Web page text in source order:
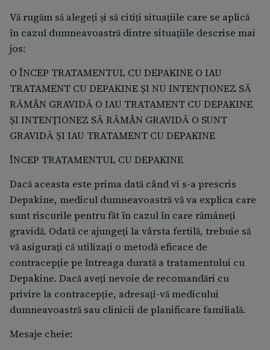
Vă rugăm să alegeți și să citiți situațiile care se aplică
în cazul dumneavoastră dintre situațiile descrise mai
jos:
O ÎNCEP TRATAMENTUL CU DEPAKINE O IAU
TRATAMENT CU DEPAKINE ȘI NU INTENȚIONEZ SĂ
RĂMÂN GRAVIDĂ O IAU TRATAMENT CU DEPAKINE
ȘI INTENȚIONEZ SĂ RĂMÂN GRAVIDĂ O SUNT
GRAVIDĂ ȘI IAU TRATAMENT CU DEPAKINE
ÎNCEP TRATAMENTUL CU DEPAKINE
Dacă aceasta este prima dată când vi s-a prescris
Depakine, medicul dumneavoastră vă va explica care
sunt riscurile pentru făt în cazul în care rămâneţi
gravidă. Odată ce ajungeți la vârsta fertilă, trebuie să
vă asiguraţi că utilizați o metodă eficace de
contracepție pe întreaga durată a tratamentului cu
Depakine. Dacă aveţi nevoie de recomandări cu
privire la contracepţie, adresaţi-vă medicului
dumneavoastră sau clinicii de planificare familială.
Mesaje cheie: